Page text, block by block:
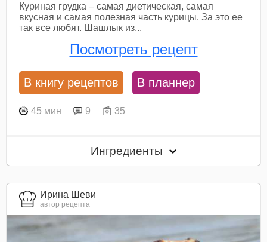
Куриная грудка – самая диетическая, самая
вкусная и самая полезная часть курицы. За это ее
так все любят. Шашлык из...
Посмотреть рецепт
В книгу рецептов В планнер
45 мин 9 35
Ингредиенты
Ирина Шеви
автор рецепта